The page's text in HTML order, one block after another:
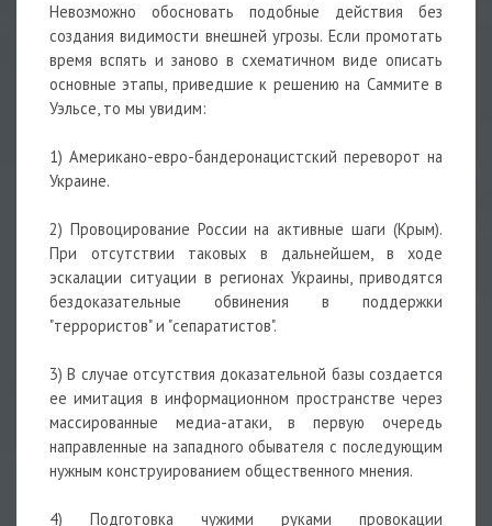
Невозможно обосновать подобные действия без
создания видимости внешней угрозы. Если промотать
время вспять и заново в схематичном виде описать
основные этапы, приведшие к решению на Саммите в
Уэльсе, то мы увидим:
1) Американо-евро-бандеронацистский переворот на
Украине.
2) Провоцирование России на активные шаги (Крым).
При отсутствии таковых в дальнейшем, в ходе
эскалации ситуации в регионах Украины, приводятся
бездоказательные обвинения в поддержки
"террористов" и "сепаратистов".
3) В случае отсутствия доказательной базы создается
ее имитация в информационном пространстве через
массированные медиа-атаки, в первую очередь
направленные на западного обывателя с последующим
нужным конструированием общественного мнения.
4) Подготовка чужими руками провокации